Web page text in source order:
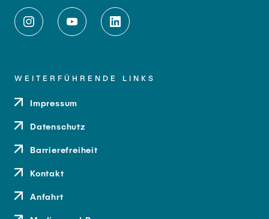
WEITERFÜHRENDE LINKS
Impressum
Datenschutz
Barrierefreiheit
Kontakt
Anfahrt